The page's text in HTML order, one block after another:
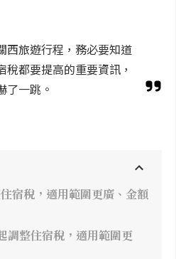
西旅遊行程，務必要知道
都要提高的重要資訊，
了一跳。
宿稅，適用範圍更廣、金額
調整住宿稅，適用範圍更